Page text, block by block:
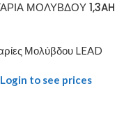
ΜΟΛΥΒΔΟΥ 1,3AH
Μολύβδου LEAD
Login to see prices